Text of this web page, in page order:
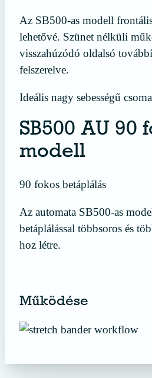
Az SB500-as modell
lehetővé. Szünet nélküli
visszahúzódó oldalsó
felszerelve.
Ideális nagy sebességű
SB500 AU 90
modell
90 fokos betáplálás
Az automata SB500-as
betáplálással többsoros és
hoz létre.
Működése